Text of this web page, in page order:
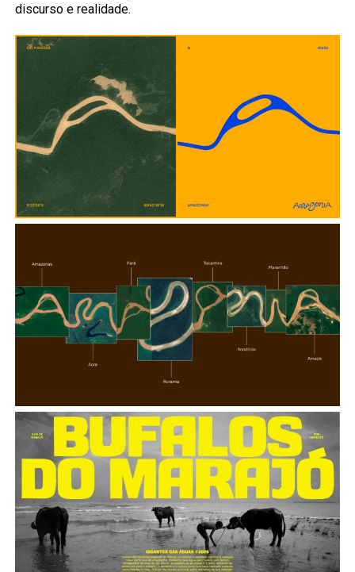
discurso e realidade.